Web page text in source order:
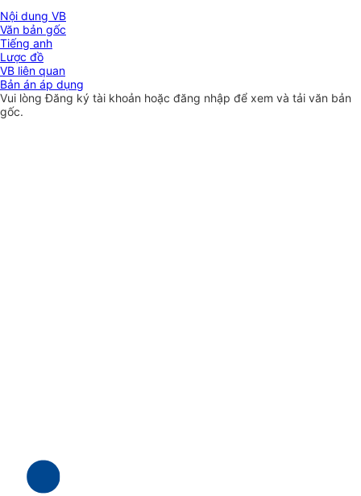
Nội dung VB
Văn bản gốc
Tiếng anh
Lược đồ
VB liên quan
Bản án áp dụng
Vui lòngĐăng ký tài khoản hoặc đăng nhập để xem và tải văn bản
gốc.